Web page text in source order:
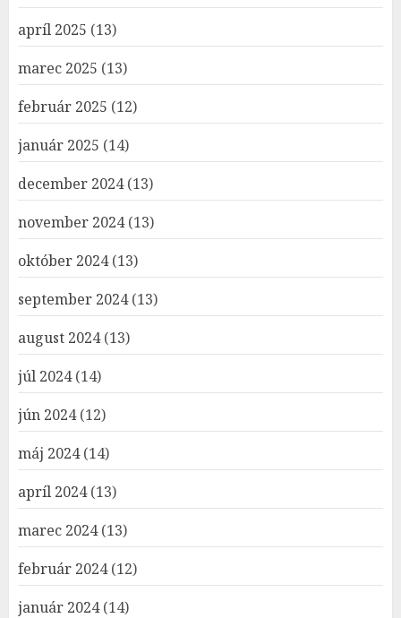
apríl 2025 (13)
marec 2025 (13)
február 2025 (12)
január 2025 (14)
december 2024(13)
november 2024(13)
október 2024(13)
september 2024(13)
august 2024(13)
júl 2024(14)
jún 2024(12)
máj 2024(14)
apríl 2024(13)
marec 2024(13)
február 2024(12)
január 2024(14)